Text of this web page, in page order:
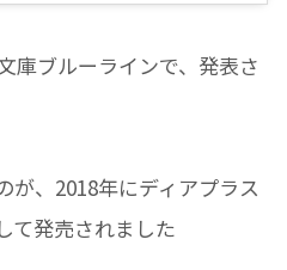
庫ブルーラインで、発表さ
が、2018年にディアプラス
て発売されました